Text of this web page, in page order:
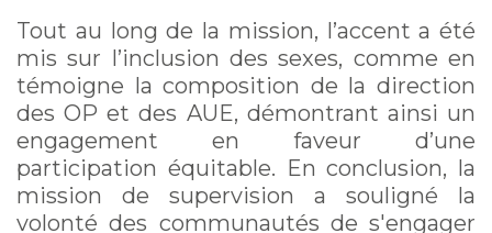
Tout au long de la mission, l’accent a été
mis sur l’inclusion des sexes, comme en
témoigne la composition de la direction
des OP et des AUE, démontrant ainsi un
engagement en faveur d’une
participation équitable. En conclusion, la
mission de supervision a souligné la
volonté des communautés de s'engager